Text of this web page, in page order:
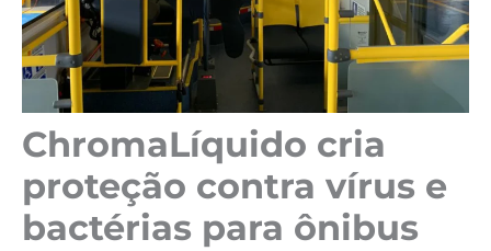
ChromaLíquido cria
proteção contra vírus e
bactérias para ônibus